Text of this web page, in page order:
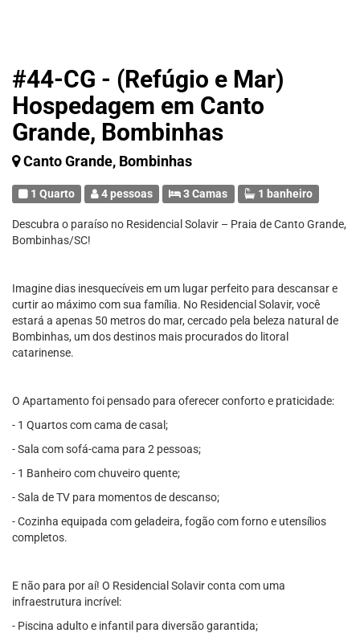
#44-CG - (Refúgio e Mar)
Hospedagem em Canto
Grande, Bombinhas
Canto Grande, Bombinhas
1 Quarto 4 pessoas 3 Camas 1 banheiro
Descubra o paraíso no Residencial Solavir – Praia de Canto Grande,
Bombinhas/SC!
Imagine dias inesquecíveis em um lugar perfeito para descansar e
curtir ao máximo com sua família. No Residencial Solavir, você
estará a apenas 50 metros do mar, cercado pela beleza natural de
Bombinhas, um dos destinos mais procurados do litoral
catarinense.
O Apartamento foi pensado para oferecer conforto e praticidade:
- 1 Quartos com cama de casal;
- Sala com sofá-cama para 2 pessoas;
- 1 Banheiro com chuveiro quente;
- Sala de TV para momentos de descanso;
- Cozinha equipada com geladeira, fogão com forno e utensílios
completos.
E não para por aí! O Residencial Solavir conta com uma
infraestrutura incrível:
- Piscina adulto e infantil para diversão garantida;